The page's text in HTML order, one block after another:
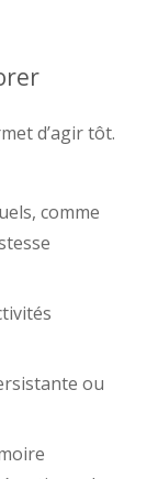
d’agir tôt.
comme
ou